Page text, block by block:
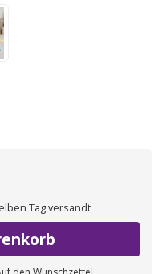
Tag versandt